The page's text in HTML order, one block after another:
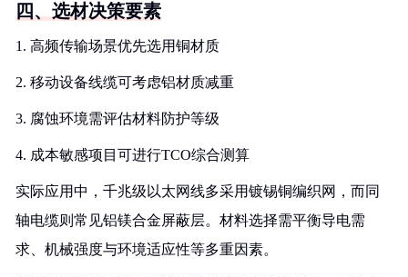
四、选材决策要素
1. 高频传输场景优先选用铜材质
2. 移动设备线缆可考虑铝材质减重
3. 腐蚀环境需评估材料防护等级
4. 成本敏感项目可进行TCO综合测算
实际应用中，千兆级以太网线多采用镀锡铜编织网，而同
轴电缆则常见铝镁合金屏蔽层。材料选择需平衡导电需
求、机械强度与环境适应性等多重因素。